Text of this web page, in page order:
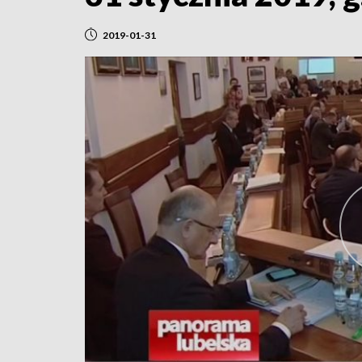
2019-01-31